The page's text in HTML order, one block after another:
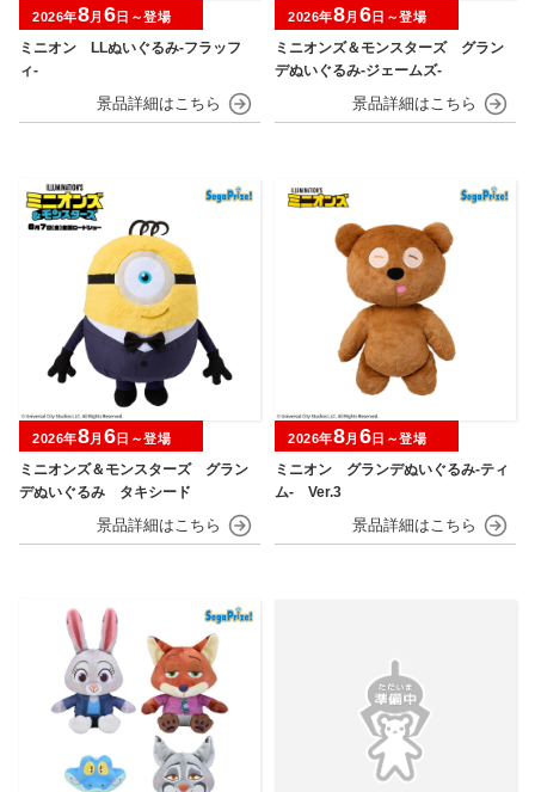
ミニオン LLぬいぐるみ‐フラッフ
ィ‐
2026年8月 6 日～登場
ミニオンズ＆モンスターズ グラン
デぬいぐるみ‐ジェームズ‐
2026年8月 6 日～登場
ミニオンズ＆モンスターズ グラン
デぬいぐるみ タキシード
2026年8月 6日～登場
ミニオン グランデぬいぐるみ‐ティ
ム‐ Ver.3
2026年8月 6日～登場